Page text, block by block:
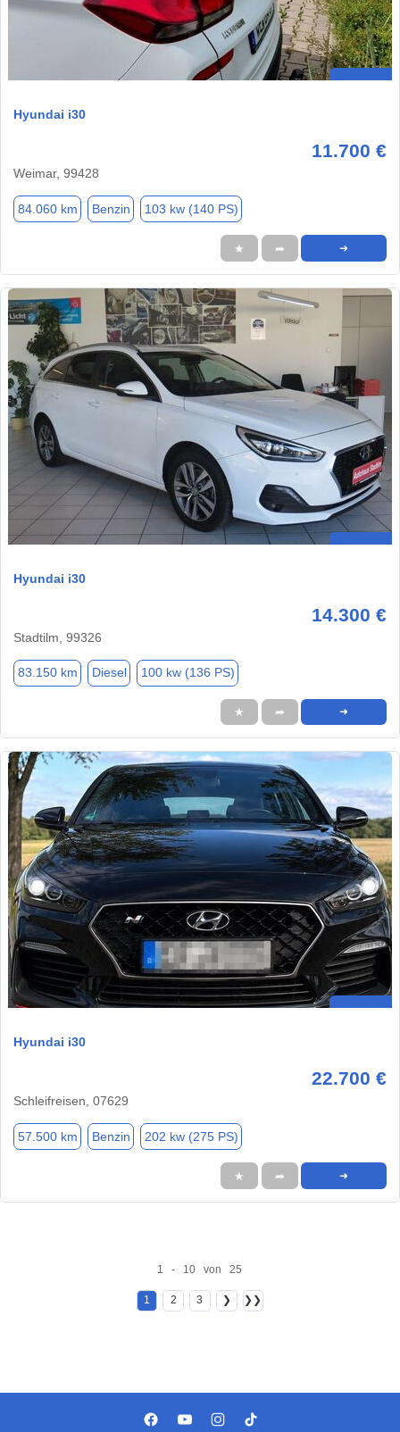
Hyundai i30
11.700 €
Weimar, 99428
84.060 km Benzin 103 kw (140 PS)
★ ➦ ➜
Hyundai i30
14.300 €
Stadtilm, 99326
83.150 km Diesel 100 kw (136 PS)
★ ➦ ➜
Hyundai i30
22.700 €
Schleifreisen, 07629
57.500 km Benzin 202 kw (275 PS)
★ ➦ ➜
1 - 10 von 25
1 2 3 ❯ ❯❯